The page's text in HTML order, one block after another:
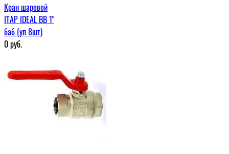
Кран шаровой
ITAP IDEAL ВВ 1"
баб (уп 8шт)
0руб.